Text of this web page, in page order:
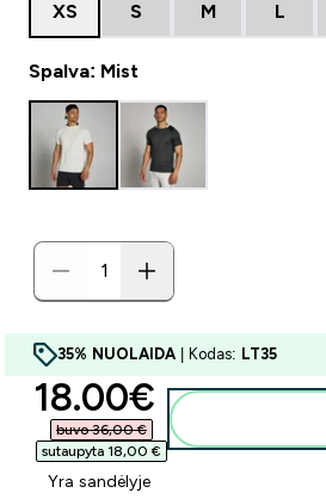
XS S M L
Spalva: Mist
35% NUOLAIDA | Kodas: LT35
discounted
18.00€‎
buvo 36,00 €‎
sutaupyta 18,00 €‎
Yra sandėlyje